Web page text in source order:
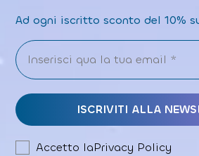
Ad ogni iscritto sconto del 10%
Accetto laPrivacy Policy